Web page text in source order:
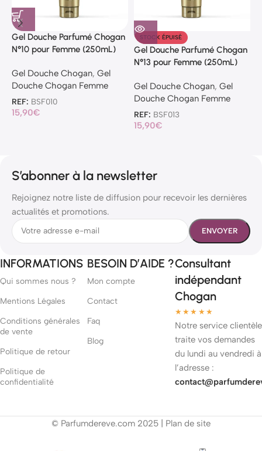
Gel Douche Parfumé Chogan
N°10 pour Femme (250mL)
Gel Douche Chogan, Gel
Douche Chogan Femme
REF: BSF010
15,90€
STOCK ÉPUISÉ
Gel Douche Parfumé Chogan
N°13 pour Femme (250mL)
Gel Douche Chogan, Gel
Douche Chogan Femme
REF: BSF013
15,90€
S’abonner à la newsletter
Rejoignez notre liste de diffusion pour recevoir les dernières
actualités et promotions.
INFORMATIONS
Qui sommes nous ?
Mentions Légales
Conditions générales
de vente
Politique de retour
Politique de
confidentialité
BESOIN D’AIDE ?
Mon compte
Contact
Faq
Blog
Consultant
indépendant
Chogan
★★★★★
Notre service clientèle
traite vos demandes
du lundi au vendredi à
l’adresse :
© Parfumdereve.com 2025 | Plan de site